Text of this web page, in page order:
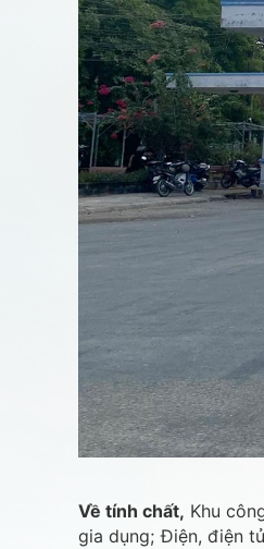
Về tính chất, Khu
gia dụng; Điện, điện